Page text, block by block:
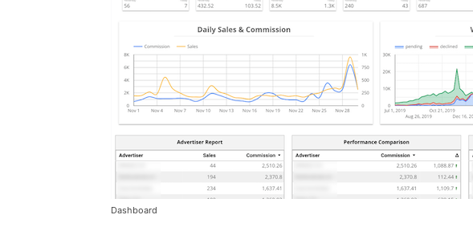
Dashboard